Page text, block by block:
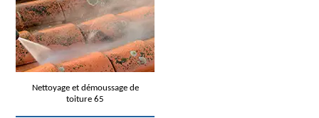
Nettoyage et démoussage de
toiture 65